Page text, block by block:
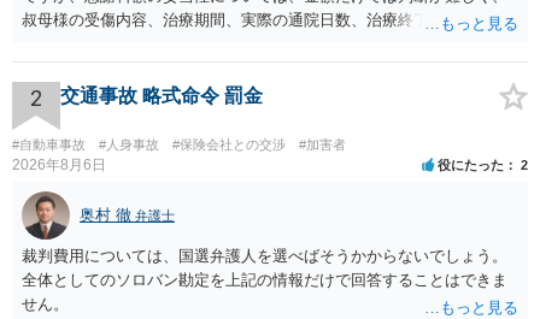
叔母様の受傷内容、治療期間、実際の通院日数、治療終了の経緯、後
確認する必要があります。保険会社から提示される慰謝料額について
は、弁護士が介入することにより増額を検討できる場合がありますの
で、以下の資料・情報を準備した上で、弁護士に個別に相談すること
をお勧めいたします。 ・相手方保険会社から届いている示談金額の提
示書類 ・叔母様の診断名、けがの内容 ・治療開始日及び治療終了日
・入院の有無、通院回数 ・現在も症状が残っているか ・叔母様ご本人
やご家族等が加入している保険に、今回の事故で利用できる弁護士費
用特約が付帯しているか なお、被害者は叔母様ご本人となりますの
で、弁護士が受任する場合には、叔母様ご本人の依頼意思等を確認す
る必要があります。日本語での十分な意思疎通が難しいとのことです
ので、そのあたりのご事情も踏まえて、依頼意思の確認方法等を検討
2 交通事故 略式命令 罰金
#自動車事故 #人身事故 #保険会社との交渉 #加害者
2026年8月6日 役にたった 2
奥村 徹 弁護士
裁判費用については、国選弁護人を選べばそうかからないでしょう。
全体としてのソロバン勘定を上記の情報だけで回答することはできま
せん。